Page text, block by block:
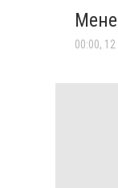
00:00, 12